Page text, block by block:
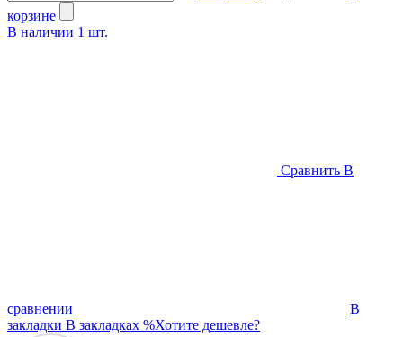
корзине
В наличии 1 шт.
Сравнить В
сравнении
В
закладки В закладках %Хотите дешевле?